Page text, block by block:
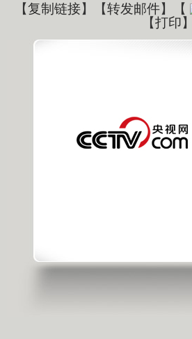
【复制链接】【转发邮件】 【
【打印】